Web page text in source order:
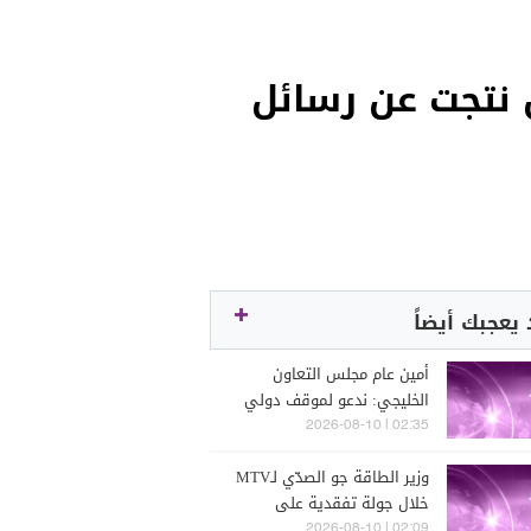
قتل نتجت عن رسائل
يعجبك أيضاً
أمين عام مجلس التعاون
الخليجي: ندعو لموقف دولي
حازم لمحاسبة الحوثيين عن
02:35 | 2026-08-10
وزير الطاقة جو الصدّي لـMTV
خلال جولة تفقدية على